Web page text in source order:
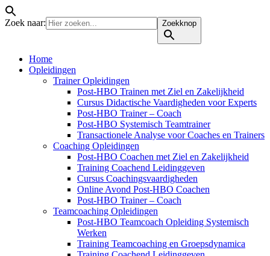
Zoek naar: Zoekknop
Home
Opleidingen
Trainer Opleidingen
Post-HBO Trainen met Ziel en Zakelijkheid
Cursus Didactische Vaardigheden voor Experts
Post-HBO Trainer – Coach
Post-HBO Systemisch Teamtrainer
Transactionele Analyse voor Coaches en Trainers
Coaching Opleidingen
Post-HBO Coachen met Ziel en Zakelijkheid
Training Coachend Leidinggeven
Cursus Coachingsvaardigheden
Online Avond Post-HBO Coachen
Post-HBO Trainer – Coach
Teamcoaching Opleidingen
Post-HBO Teamcoach Opleiding Systemisch
Werken
Training Teamcoaching en Groepsdynamica